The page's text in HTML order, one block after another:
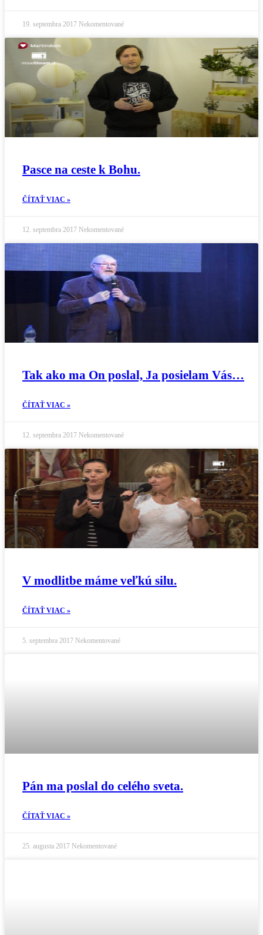
19. septembra 2017 Nekomentované
Pasce na ceste k Bohu.
ČÍTAŤ VIAC »
12. septembra 2017 Nekomentované
Tak ako ma On poslal, Ja posielam Vás…
ČÍTAŤ VIAC »
12. septembra 2017 Nekomentované
V modlitbe máme veľkú silu.
ČÍTAŤ VIAC »
5. septembra 2017 Nekomentované
Pán ma poslal do celého sveta.
ČÍTAŤ VIAC »
25. augusta 2017 Nekomentované